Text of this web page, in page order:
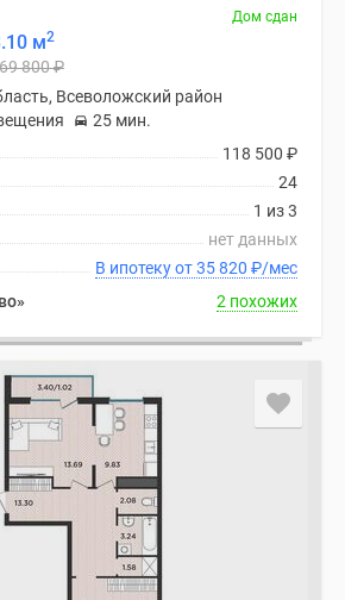
Дом сдан
м2
800₽
Всеволожский район
25 мин.
118 500 ₽
24
1 из 3
нет данных
В ипотеку от 35 820 ₽/мес
2 похожих